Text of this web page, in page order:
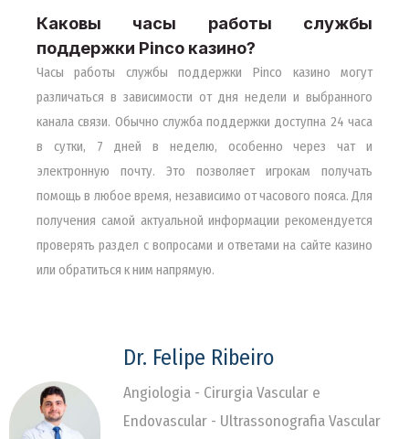
Каковы часы работы службы
поддержки Pinco казино?
Часы работы службы поддержки Pinco казино могут
различаться в зависимости от дня недели и выбранного
канала связи. Обычно служба поддержки доступна 24 часа
в сутки, 7 дней в неделю, особенно через чат и
электронную почту. Это позволяет игрокам получать
помощь в любое время, независимо от часового пояса. Для
получения самой актуальной информации рекомендуется
проверять раздел с вопросами и ответами на сайте казино
или обратиться к ним напрямую.
Dr. Felipe Ribeiro
Angiologia - Cirurgia Vascular e
Endovascular - Ultrassonografia Vascular